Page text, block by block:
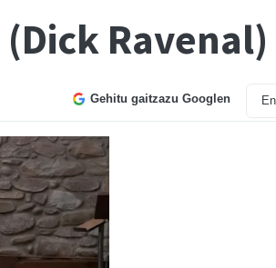
Ravenal)
Gehitu gaitzazu Googlen